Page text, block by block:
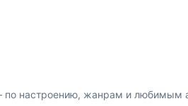
настроению, жанрам и любимым